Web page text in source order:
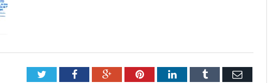
TwitterFacebookGoogle+PinterestLinkedInTumblr Email